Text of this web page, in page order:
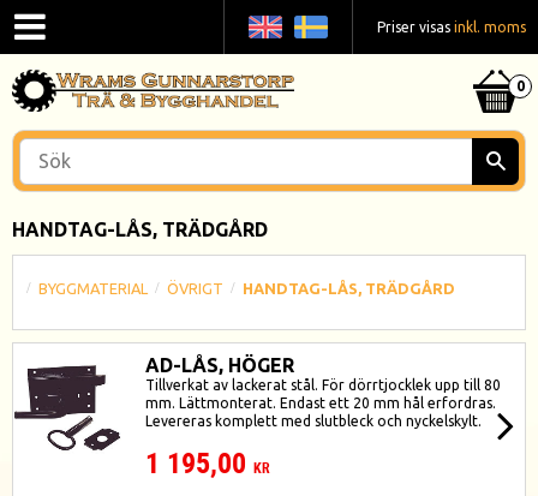
Priser visas inkl. moms
HANDTAG-LÅS, TRÄDGÅRD
BYGGMATERIAL ÖVRIGT HANDTAG-LÅS, TRÄDGÅRD
AD-LÅS, HÖGER
Tillverkat av lackerat stål. För dörrtjocklek upp till 80
mm. Lättmonterat. Endast ett 20 mm hål erfordras.
Levereras komplett med slutbleck och nyckelskylt.
1 195,00 KR